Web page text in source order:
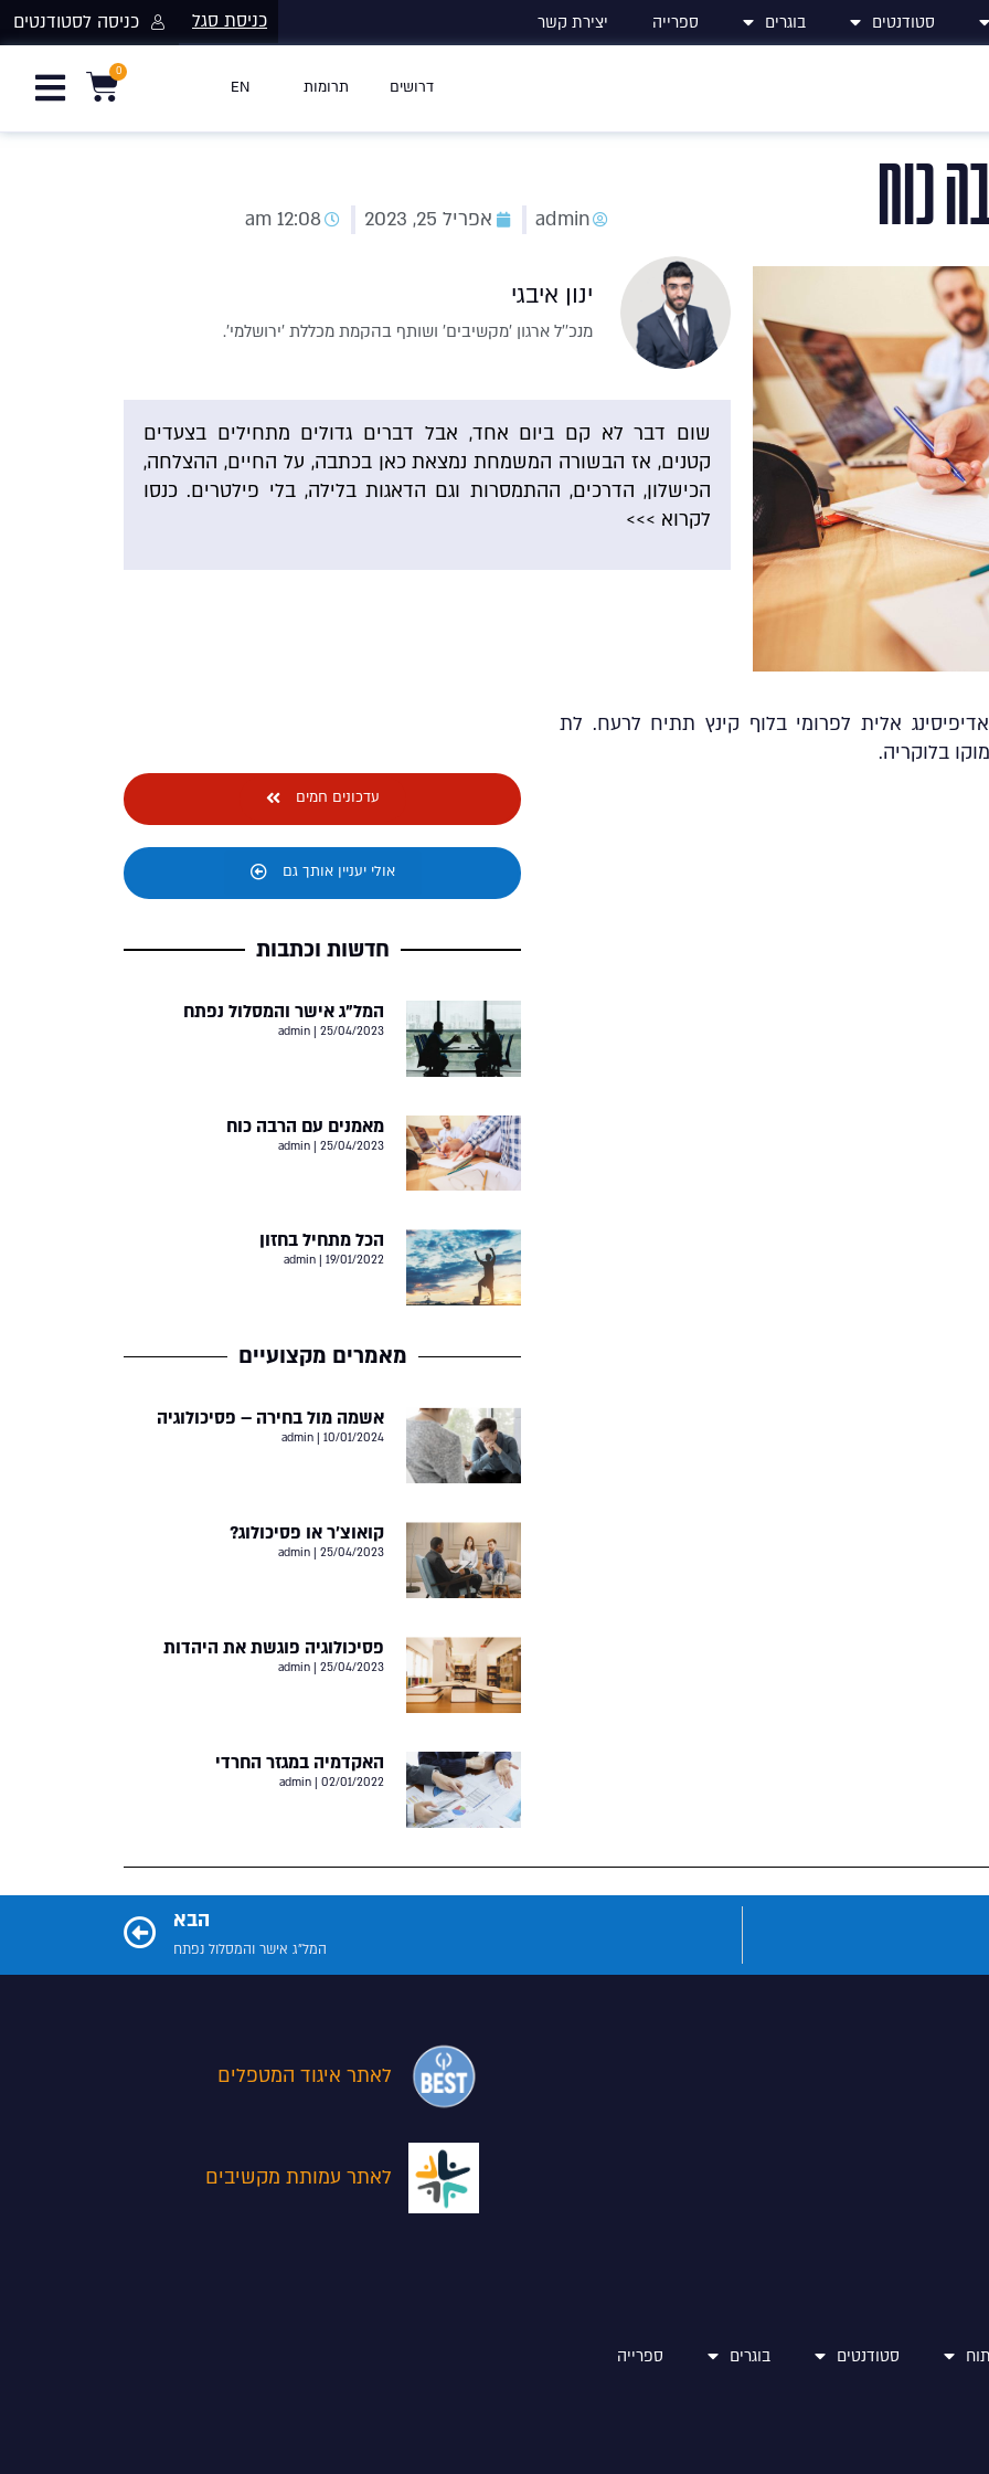
סטודנטים בוגרים ספרייה יצירת קשר כניסת סגל כניסה לסטודנטים
דרושים תרומות EN
כוח admin אפריל 25, 2023 12:08 am
ינון איבגי
מנכ''ל ארגון 'מקשיבים' ושותף בהקמת מכללת 'ירושלמי'.
שום דבר לא קם ביום אחד, אבל דברים גדולים מתחילים בצעדים
קטנים, אז הבשורה המשמחת נמצאת כאן בכתבה, על החיים, ההצלחה,
הכישלון, הדרכים, ההתמסרות וגם הדאגות בלילה, בלי פילטרים. כנסו
לקרוא >>>
אלית לפרומי בלוף קינץ תתיח לרעח. לת
בלוקריה.
עדכונים חמים
אולי יעניין אותך גם
חדשות וכתבות
המל”ג אישר והמסלול נפתח
admin 25/04/2023
מאמנים עם הרבה כוח
admin 25/04/2023
הכל מתחיל בחזון
admin 19/01/2022
מאמרים מקצועיים
אשמה מול בחירה – פסיכולוגיה
admin 10/01/2024
קואוצ’ר או פסיכולוג?
admin 25/04/2023
פסיכולוגיה פוגשת את היהדות
admin 25/04/2023
האקדמיה במגזר החרדי
admin 02/01/2022
הבא
המל”ג אישר והמסלול נפתח
סטודנטים בוגרים ספרייה
לאתר איגוד המטפלים
לאתר עמותת מקשיבים